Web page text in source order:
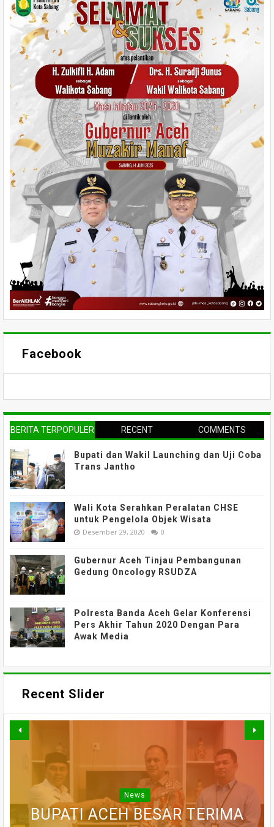
Facebook
BERITA TERPOPULER RECENT COMMENTS
Bupati dan Wakil Launching dan Uji Coba
Trans Jantho
Wali Kota Serahkan Peralatan CHSE
untuk Pengelola Objek Wisata
Desember 29, 2020 0
Gubernur Aceh Tinjau Pembangunan
Gedung Oncology RSUDZA
Polresta Banda Aceh Gelar Konferensi
Pers Akhir Tahun 2020 Dengan Para
Awak Media
Recent Slider
GEBYAR KAMPUNG MERAH
PUTIH BERHADIAH RP150
JUTA, KODIM 0102/PIDIE AJAK
News
BUPATI ACEH BESAR TERIMA
PERKUAT AKSES DAN
MOBILITAS MASYARAKAT,
KODIM 0106/ATENG DUKUNG
PEMBANGUNAN JEMBATAN
BUPATI ACEH BESAR PERKUAT
SINERGI DENGAN POLRES DEMI
TAK HANYA BANGUN JALAN,
SATGAS TMMD KODIM
0107/ACEH SELATAN
BERGERAK SELAMATKAN